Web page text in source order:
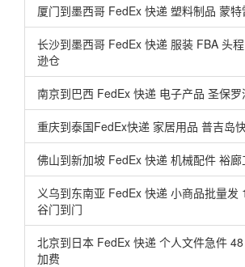
厦门到墨西哥 FedEx 快递 塑料制品 蒙
长沙到墨西哥 FedEx 快递 服装 FBA 头
逊仓
南京到巴西 FedEx 快递 电子产品 圣保罗
重庆到泰国FedEx快递 家居用品 普吉岛
佛山到新加坡 FedEx 快递 机械配件 裕
义乌到东南亚 FedEx 快递 小商品批量发
谷门到门
北京到日本 FedEx 快递 个人文件急件
加费